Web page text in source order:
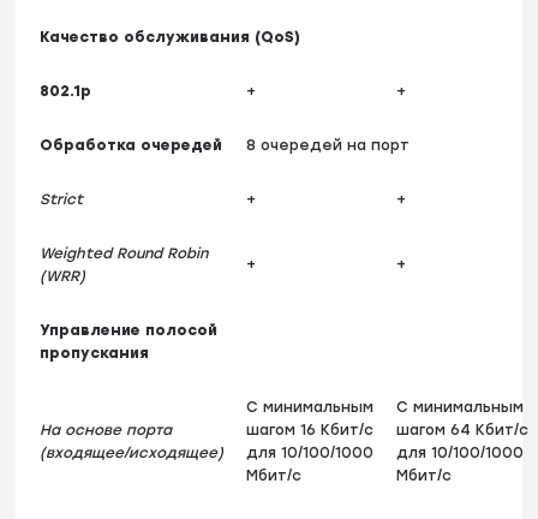
Качество обслуживания (QoS)
802.1p + +
Обработка очередей 8 очередей на порт
Strict + +
Weighted Round Robin
(WRR)
+ +
Управление полосой
пропускания
На основе порта
(входящее/исходящее)
С минимальным
шагом 16 Кбит/с
для 10/100/1000
Мбит/с
С минимальным
шагом 64 Кбит/с
для 10/100/1000
Мбит/с